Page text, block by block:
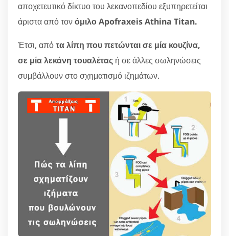
αποχετευτικό δίκτυο του λεκανοπεδίου εξυπηρετείται
άριστα από τονόμιλο Apofraxeis Athina Titan.
Έτσι, απότα λίπη που πετώνται σε μία κουζίνα,
σε μία λεκάνη τουαλέτας ή σε άλλες σωληνώσεις
συμβάλλουν στο σχηματισμό ιζημάτων.